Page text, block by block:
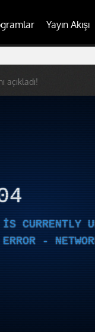
Yayın Akışı
açıkladı!
CURRENTLY
-